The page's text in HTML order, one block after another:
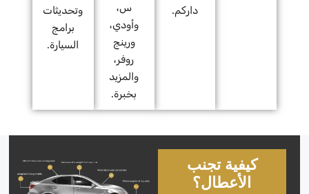
داركم.
س،
وأودي،
ورينج
روفر،
والمزيد
بخبرة.
وتحديثات
برامج
السيارة.
كيفية تجنب
الأعطال؟